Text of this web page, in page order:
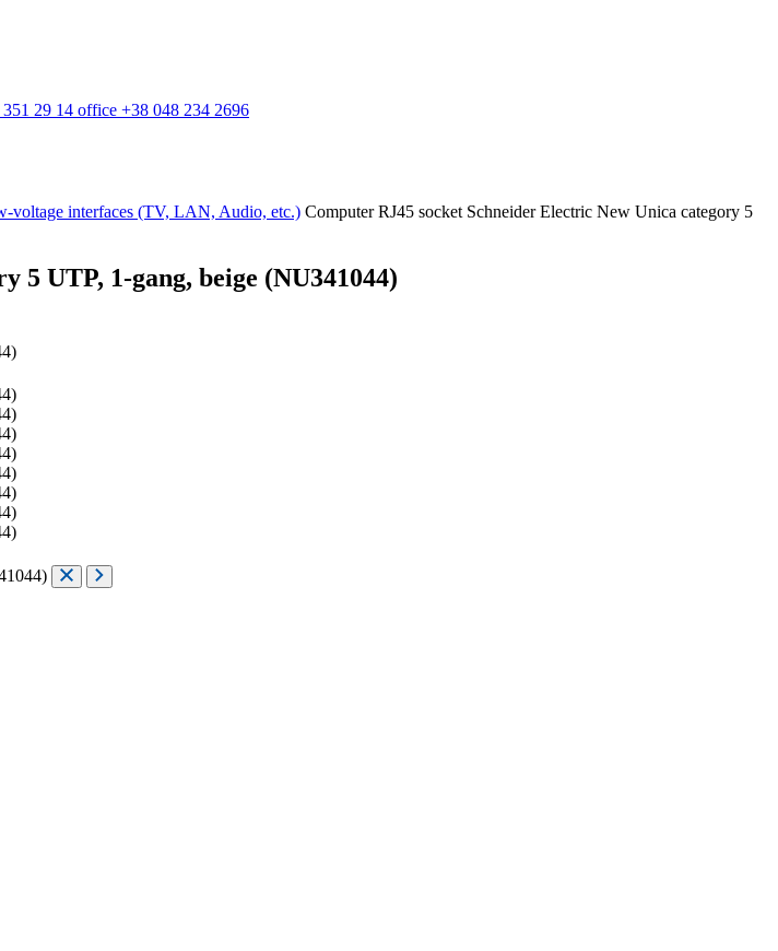
29 14 office +38 048 234 2696
voltage interfaces (TV, LAN, Audio, etc.) Computer RJ45 socket Schneider Electric New Unica category 5
5 UTP, 1-gang, beige (NU341044)